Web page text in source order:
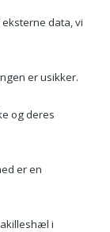
data, vi
er usikker.
og deres
er en
i